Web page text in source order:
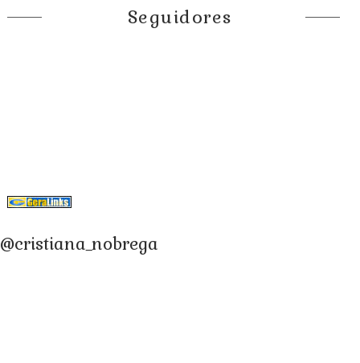
Seguidores
@cristiana_nobrega